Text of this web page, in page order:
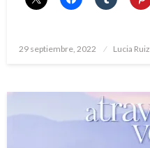
Publicado
29 septiembre, 2022 Lucia Ruiz